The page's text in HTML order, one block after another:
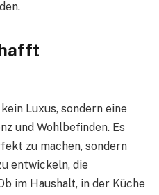
Luxus, sondern eine
und Wohlbefinden. Es
zu machen, sondern
entwickeln, die
im Haushalt, in der Küche